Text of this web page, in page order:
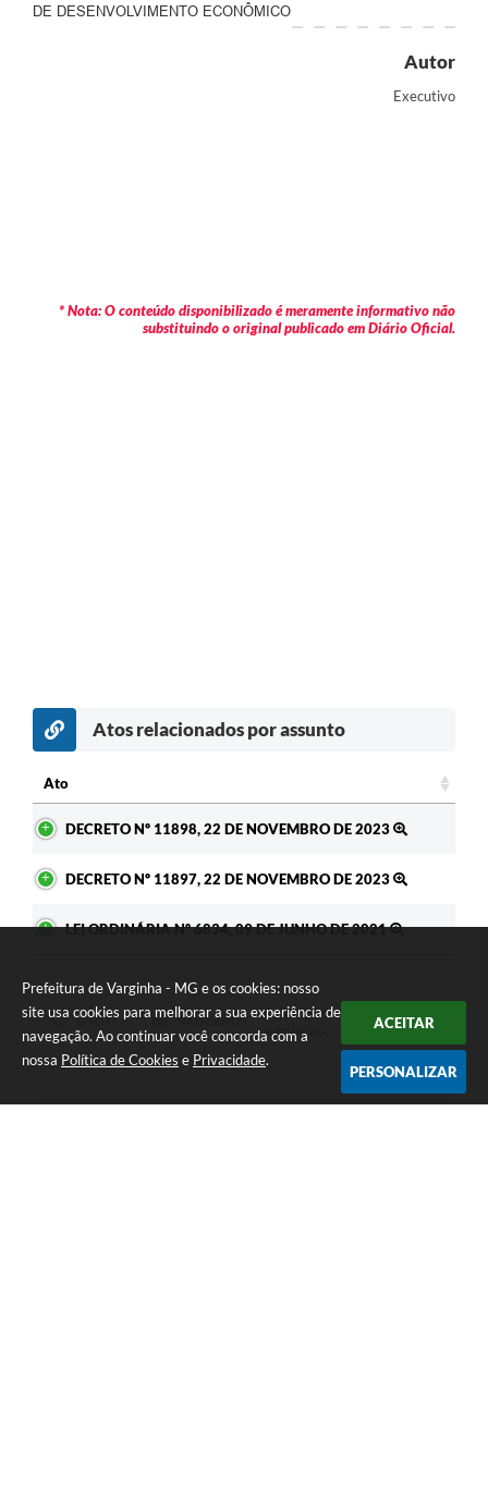
Prefeitura de Varginha - MG e os cookies: nosso
site usa cookies para melhorar a sua experiência de
navegação. Ao continuar você concorda com a
nossa Política de Cookies e Privacidade.
ACEITAR
PERSONALIZAR
DE DESENVOLVIMENTO ECONÔMICO
Autor
Executivo
* Nota: O conteúdo disponibilizado é meramente informativo não
substituindo o original publicado em Diário Oficial.
Atos relacionados por assunto
Ato
DECRETO Nº 11898, 22 DE NOVEMBRO DE 2023
DECRETO Nº 11897, 22 DE NOVEMBRO DE 2023
LEI ORDINÁRIA Nº 6834, 09 DE JUNHO DE 2021
GOSTEI NÃO GOSTEI
Seja o primeiro a curtir esta
legislação.